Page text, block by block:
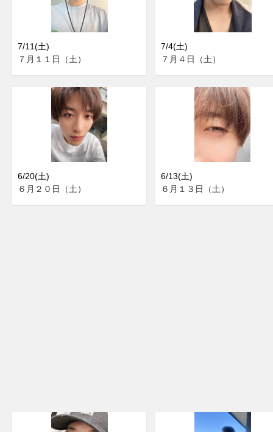
7/11(土)
７月１１日（土）
7/4(土)
７月４日（土）
6/20(土)
６月２０日（土）
6/13(土)
６月１３日（土）